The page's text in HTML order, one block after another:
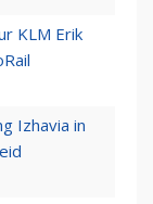
KLM Erik
Izhavia in